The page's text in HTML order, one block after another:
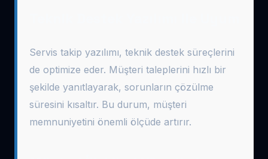
Servis takip yazılımı, teknik destek süreçlerini
de optimize eder. Müşteri taleplerini hızlı bir
şekilde yanıtlayarak, sorunların çözülme
süresini kısaltır. Bu durum, müşteri
memnuniyetini önemli ölçüde artırır.